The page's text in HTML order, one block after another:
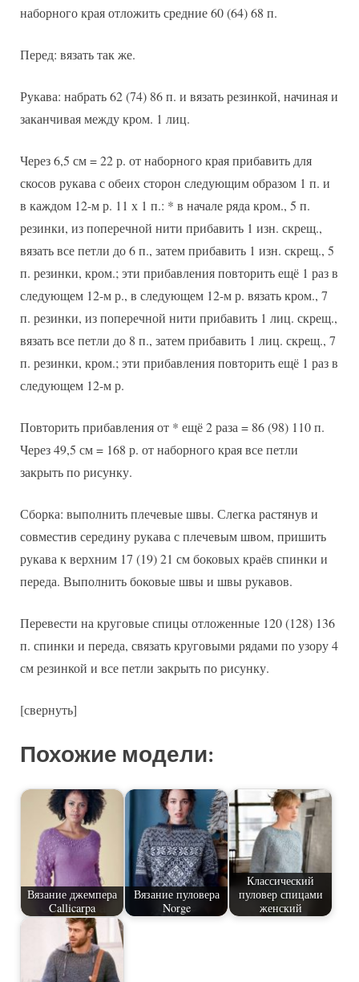
наборного края отложить средние 60 (64) 68 п.
Перед: вязать так же.
Рукава: набрать 62 (74) 86 п. и вязать резинкой, начиная и
заканчивая между кром. 1 лиц.
Через 6,5 см = 22 р. от наборного края прибавить для
скосов рукава с обеих сторон следующим образом 1 п. и
в каждом 12-м р. 11 х 1 п.: * в начале ряда кром., 5 п.
резинки, из поперечной нити прибавить 1 изн. скрещ.,
вязать все петли до 6 п., затем прибавить 1 изн. скрещ., 5
п. резинки, кром.; эти прибавления повторить ещё 1 раз в
следующем 12-м р., в следующем 12-м р. вязать кром., 7
п. резинки, из поперечной нити прибавить 1 лиц. скрещ.,
вязать все петли до 8 п., затем прибавить 1 лиц. скрещ., 7
п. резинки, кром.; эти прибавления повторить ещё 1 раз в
следующем 12-м р.
Повторить прибавления от * ещё 2 раза = 86 (98) 110 п.
Через 49,5 см = 168 р. от наборного края все петли
закрыть по рисунку.
Сборка: выполнить плечевые швы. Слегка растянув и
совместив середину рукава с плечевым швом, пришить
рукава к верхним 17 (19) 21 см боковых краёв спинки и
переда. Выполнить боковые швы и швы рукавов.
Перевести на круговые спицы отложенные 120 (128) 136
п. спинки и переда, связать круговыми рядами по узору 4
см резинкой и все петли закрыть по рисунку.
[свернуть]
Похожие модели:
Вязание джемпера
Callicarpa
Вязание пуловера
Norge
Классический
пуловер спицами
женский